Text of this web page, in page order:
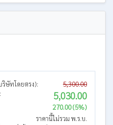
ษัทโดยตรง):
5,300.00
5,030.00
270.00 (5%)
ราคานี้ไม่รวม พ.ร.บ.